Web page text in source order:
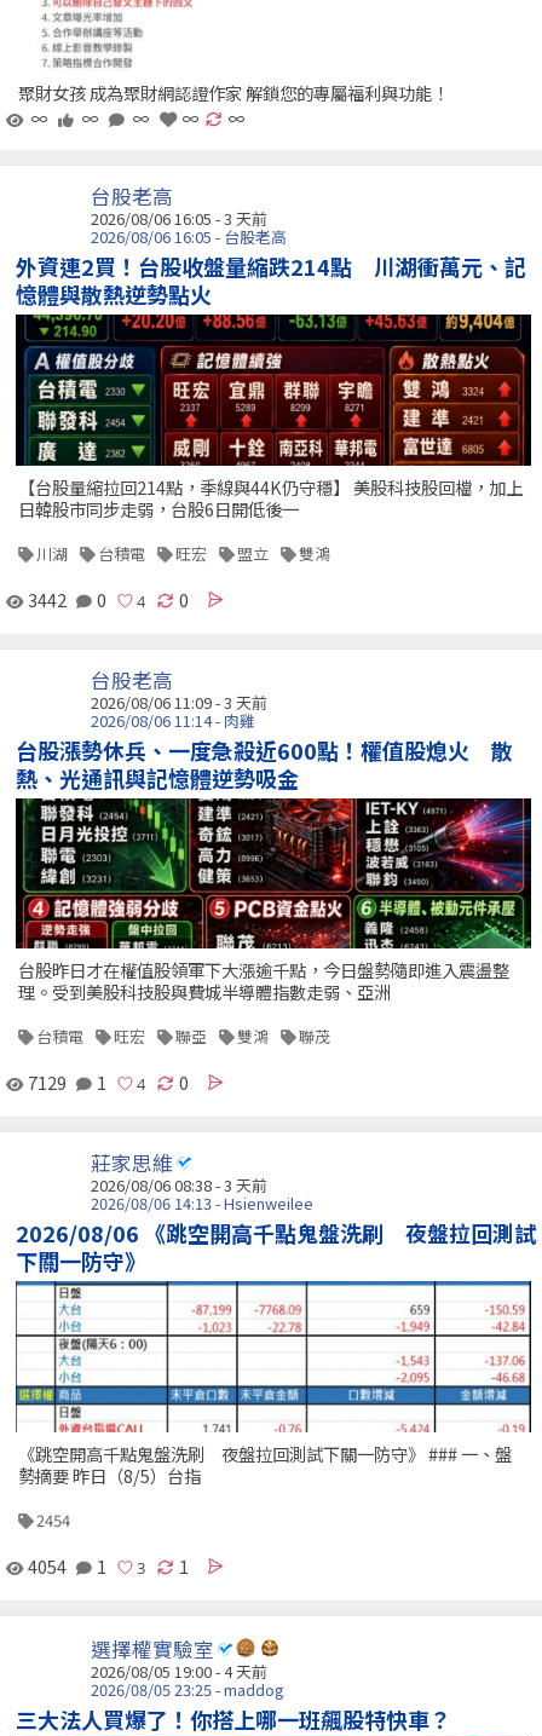
聚財女孩 成為聚財網認證作家 解鎖您的專屬福利與功能！
∞
∞ ∞ ∞ ∞
台股老高
2026/08/06 16:05 - 3 天前
2026/08/06 16:05 - 台股老高
外資連2買！台股收盤量縮跌214點 川湖衝萬元、記
憶體與散熱逆勢點火
【台股量縮拉回214點，季線與44K仍守穩】 美股科技股回檔，加上
日韓股市同步走弱，台股6日開低後一
川湖 台積電 旺宏 盟立 雙鴻
3442 0 0
台股老高
2026/08/06 11:09 - 3 天前
2026/08/06 11:14 - 肉雞
台股漲勢休兵、一度急殺近600點！權值股熄火 散
熱、光通訊與記憶體逆勢吸金
台股昨日才在權值股領軍下大漲逾千點，今日盤勢隨即進入震盪整
理。受到美股科技股與費城半導體指數走弱、亞洲
台積電 旺宏 聯亞 雙鴻 聯茂
7129 1 0
莊家思維
2026/08/06 08:38 - 3 天前
2026/08/06 14:13 - Hsienweilee
2026/08/06 《跳空開高千點鬼盤洗刷 夜盤拉回測試
下關一防守》
《跳空開高千點鬼盤洗刷 夜盤拉回測試下關一防守》 ### 一、盤
勢摘要 昨日（8/5）台指
2454
4054 1 1
選擇權實驗室
2026/08/05 19:00 - 4 天前
2026/08/05 23:25 - maddog
三大法人買爆了！你搭上哪一班飆股特快車？